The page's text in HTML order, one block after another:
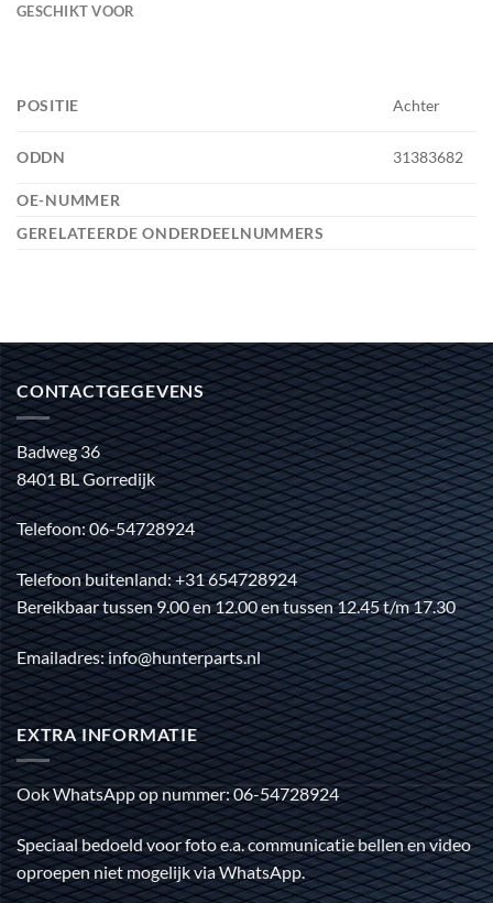
GESCHIKT VOOR
POSITIE Achter
ODDN 31383682
OE-NUMMER
GERELATEERDE ONDERDEELNUMMERS
CONTACTGEGEVENS
Badweg 36
8401 BL Gorredijk
Telefoon: 06-54728924
Telefoon buitenland: +31 654728924
Bereikbaar tussen 9.00 en 12.00 en tussen 12.45 t/m 17.30
Emailadres: info@hunterparts.nl
EXTRA INFORMATIE
Ook WhatsApp op nummer: 06-54728924
Speciaal bedoeld voor foto e.a. communicatie bellen en video
oproepen niet mogelijk via WhatsApp.